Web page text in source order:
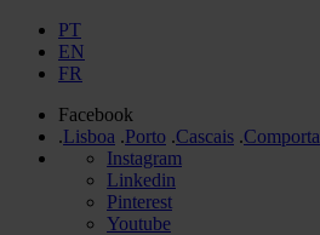
PT
EN
FR
Facebook
.Lisboa .Porto .Cascais .Comporta
Instagram
Linkedin
Pinterest
Youtube